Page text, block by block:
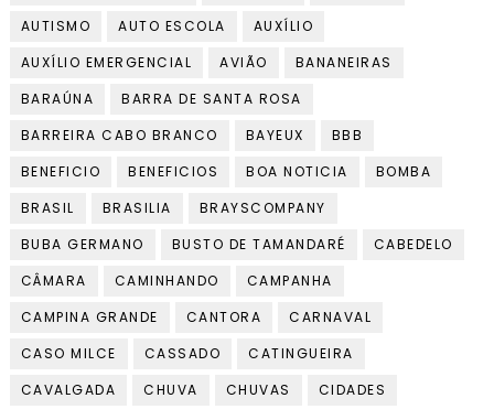
AUTISMO
AUTO ESCOLA
AUXÍLIO
AUXÍLIO EMERGENCIAL
AVIÃO
BANANEIRAS
BARAÚNA
BARRA DE SANTA ROSA
BARREIRA CABO BRANCO
BAYEUX
BBB
BENEFICIO
BENEFICIOS BOA NOTICIA
BOMBA
BRASIL
BRASILIA
BRAYSCOMPANY
BUBA GERMANO
BUSTO DE TAMANDARÉ
CABEDELO
CÂMARA
CAMINHANDO
CAMPANHA
CAMPINA GRANDE
CANTORA
CARNAVAL
CASO MILCE
CASSADO
CATINGUEIRA
CAVALGADA
CHUVA CHUVAS
CIDADES